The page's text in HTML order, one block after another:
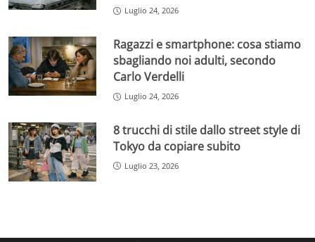
Luglio 24, 2026
Ragazzi e smartphone: cosa stiamo
sbagliando noi adulti, secondo
Carlo Verdelli
Luglio 24, 2026
8 trucchi di stile dallo street style di
Tokyo da copiare subito
Luglio 23, 2026